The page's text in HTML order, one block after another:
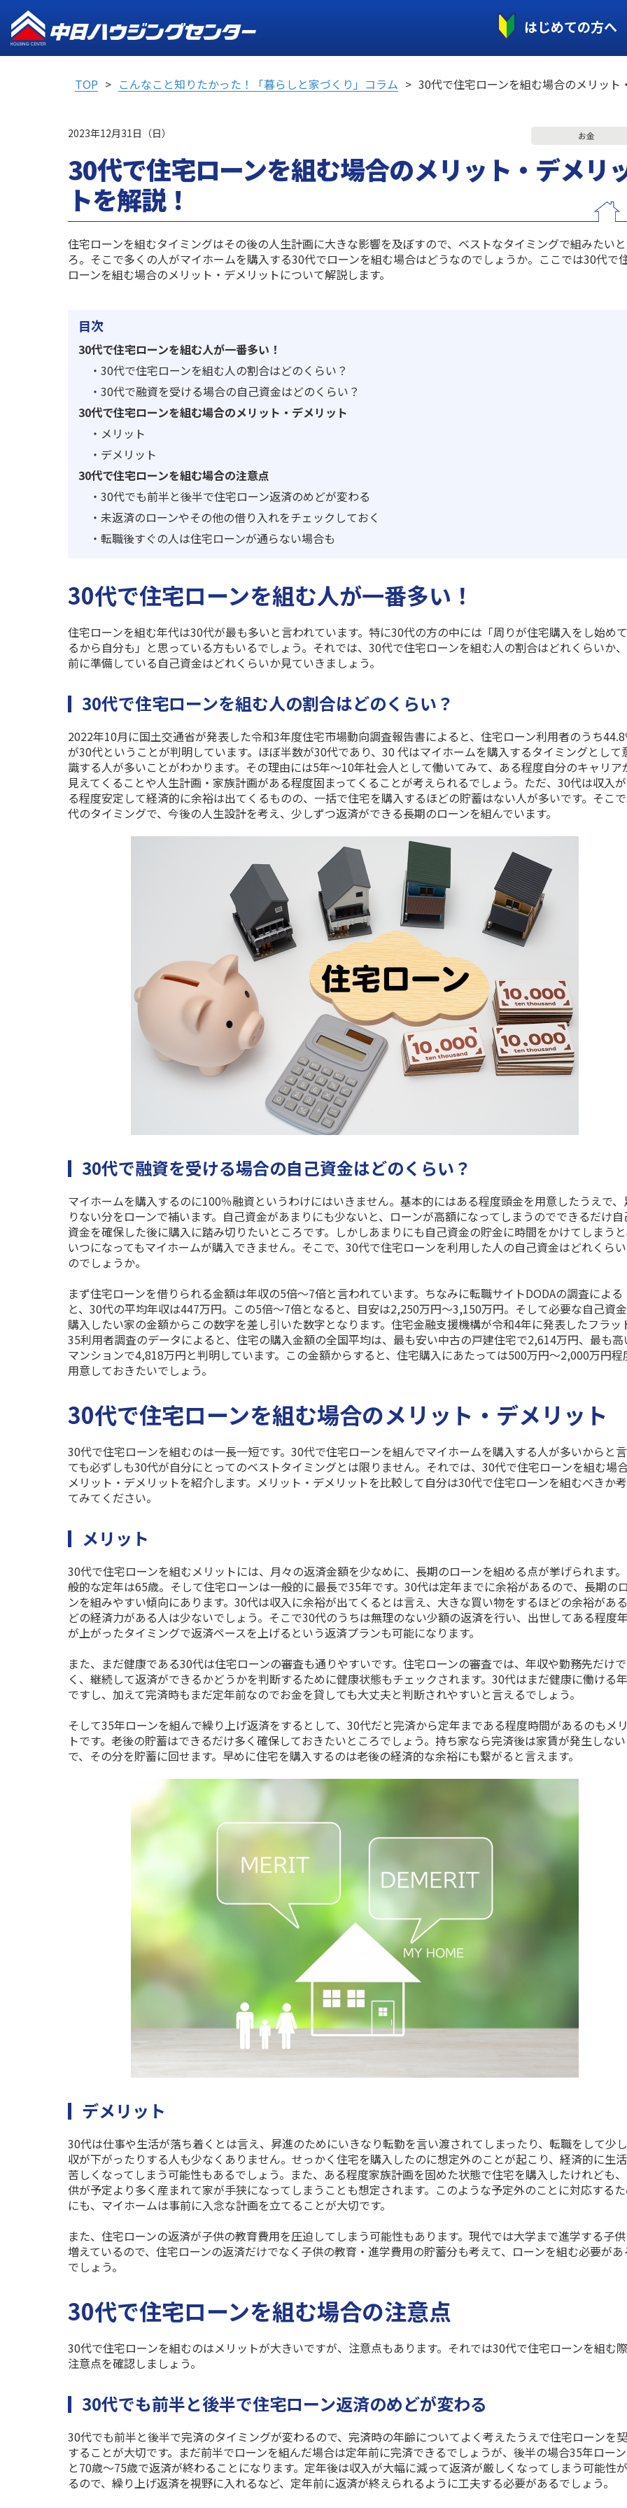
はじめての方へ
TOP こんなこと知りたかった！「暮らしと家づくり」コラム 30代で住宅ローンを組む場合のメリット
2023年12月31日（日） お金
30代で住宅ローンを組む場合のメリット・デメリ
トを解説！
住宅ローンを組むタイミングはその後の人生計画に大きな影響を及ぼすので、ベストなタイミングで組みたい
ろ。そこで多くの人がマイホームを購入する30代でローンを組む場合はどうなのでしょうか。ここでは30代で
ローンを組む場合のメリット・デメリットについて解説します。
目次
30代で住宅ローンを組む人が一番多い！
・ 30代で住宅ローンを組む人の割合はどのくらい？
・ 30代で融資を受ける場合の自己資金はどのくらい？
30代で住宅ローンを組む場合のメリット・デメリット
・ メリット
・ デメリット
30代で住宅ローンを組む場合の注意点
・ 30代でも前半と後半で住宅ローン返済のめどが変わる
・ 未返済のローンやその他の借り入れをチェックしておく
・ 転職後すぐの人は住宅ローンが通らない場合も
30代で住宅ローンを組む人が一番多い！
住宅ローンを組む年代は30代が最も多いと言われています。特に30代の方の中には「周りが住宅購入をし始め
るから自分も」と思っている方もいるでしょう。それでは、 30代で住宅ローンを組む人の割合はどれくらいか
前に準備している自己資金はどれくらいか見ていきましょう。
30代で住宅ローンを組む人の割合はどのくらい？
2022年10月に国土交通省が発表した令和3年度住宅市場動向調査報告書によると、住宅ローン利用者のうち44.8
が30代ということが判明しています。ほぼ半数が30代であり、30 代はマイホームを購入するタイミングとして
識する人が多いことがわかります。その理由には5年〜10年社会人として働いてみて、ある程度自分のキャリア
見えてくることや人生計画・家族計画がある程度固まってくることが考えられるでしょう。ただ、30代は収入
る程度安定して経済的に余裕は出てくるものの、一括で住宅を購入するほどの貯蓄はない人が多いです。そこ
代のタイミングで、今後の人生設計を考え、少しずつ返済ができる長期のローンを組んでいます。
30代で融資を受ける場合の自己資金はどのくらい？
マイホームを購入するのに100％融資というわけにはいきません。基本的にはある程度頭金を用意したうえで、
りない分をローンで補います。自己資金があまりにも少ないと、ローンが高額になってしまうのでできるだけ自
資金を確保した後に購入に踏み切りたいところです。しかしあまりにも自己資金の貯金に時間をかけてしまうと
いつになってもマイホームが購入できません。そこで、 30代で住宅ローンを利用した人の自己資金はどれくら
のでしょうか。
まず住宅ローンを借りられる金額は年収の5倍〜7倍と言われています。ちなみに転職サイトDODAの調査による
と、 30代の平均年収は447万円。この5倍〜7倍となると、目安は2,250万円〜3,150万円。そして必要な自己資
購入したい家の金額からこの数字を差し引いた数字となります。住宅金融支援機構が令和4年に発表したフラッ
35利用者調査のデータによると、住宅の購入金額の全国平均は、最も安い中古の戸建住宅で2,614万円、最も高
マンションで4,818万円と判明しています。この金額からすると、住宅購入にあたっては500万円〜2,000万円程
用意しておきたいでしょう。
30代で住宅ローンを組む場合のメリット・デメリット
30代で住宅ローンを組むのは一長一短です。 30代で住宅ローンを組んでマイホームを購入する人が多いからと
ても必ずしも30代が自分にとってのベストタイミングとは限りません。それでは、 30代で住宅ローンを組む場
メリット・デメリットを紹介します。メリット・デメリットを比較して自分は30代で住宅ローンを組むべきか
てみてください。
メリット
30代で住宅ローンを組むメリットには、月々の返済金額を少なめに、長期のローンを組める点が挙げられます
般的な定年は65歳。そして住宅ローンは一般的に最長で35年です。 30代は定年までに余裕があるので、長期の
ンを組みやすい傾向にあります。 30代は収入に余裕が出てくるとは言え、大きな買い物をするほどの余裕があ
どの経済力がある人は少ないでしょう。そこで30代のうちは無理のない少額の返済を行い、出世してある程度
が上がったタイミングで返済ペースを上げるという返済プランも可能になります。
また、まだ健康である30代は住宅ローンの審査も通りやすいです。住宅ローンの審査では、年収や勤務先だけ
く、継続して返済ができるかどうかを判断するために健康状態もチェックされます。 30代はまだ健康に働ける
ですし、加えて完済時もまだ定年前なのでお金を貸しても大丈夫と判断されやすいと言えるでしょう。
そして35年ローンを組んで繰り上げ返済をするとして、 30代だと完済から定年まである程度時間があるのもメ
トです。老後の貯蓄はできるだけ多く確保しておきたいところでしょう。持ち家なら完済後は家賃が発生しな
で、その分を貯蓄に回せます。早めに住宅を購入するのは老後の経済的な余裕にも繋がると言えます。
デメリット
30代は仕事や生活が落ち着くとは言え、昇進のためにいきなり転勤を言い渡されてしまったり、転職をして少
収が下がったりする人も少なくありません。せっかく住宅を購入したのに想定外のことが起こり、経済的に生
苦しくなってしまう可能性もあるでしょう。また、ある程度家族計画を固めた状態で住宅を購入したけれども
供が予定より多く産まれて家が手狭になってしまうことも想定されます。このような予定外のことに対応する
にも、マイホームは事前に入念な計画を立てることが大切です。
また、住宅ローンの返済が子供の教育費用を圧迫してしまう可能性もあります。現代では大学まで進学する子
増えているので、住宅ローンの返済だけでなく子供の教育・進学費用の貯蓄分も考えて、ローンを組む必要があ
でしょう。
30代で住宅ローンを組む場合の注意点
30代で住宅ローンを組むのはメリットが大きいですが、注意点もあります。それでは30代で住宅ローンを組む
注意点を確認しましょう。
30代でも前半と後半で住宅ローン返済のめどが変わる
30代でも前半と後半で完済のタイミングが変わるので、完済時の年齢についてよく考えたうえで住宅ローンを
することが大切です。まだ前半でローンを組んだ場合は定年前に完済できるでしょうが、後半の場合35年ロー
と70歳〜75歳で返済が終わることになります。定年後は収入が大幅に減って返済が厳しくなってしまう可能性
るので、繰り上げ返済を視野に入れるなど、定年前に返済が終えられるように工夫する必要があるでしょう。